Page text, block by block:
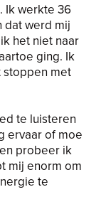
Ik werkte 36
dat werd mij
het niet naar
ging. Ik
stoppen met
te luisteren
ervaar of moe
probeer ik
mij enorm om
te